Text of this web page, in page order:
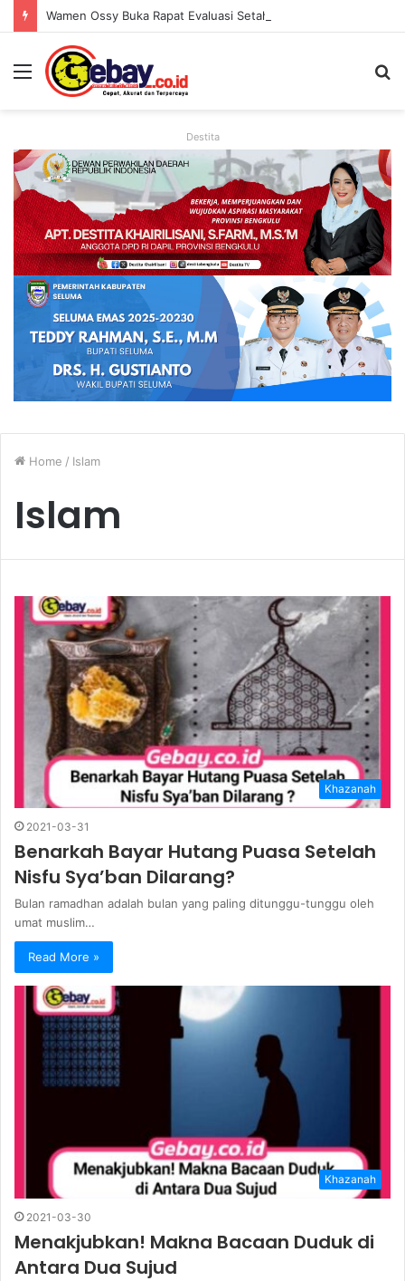
Destita
Home / Islam
Islam
Khazanah
2021-03-31
Benarkah Bayar Hutang Puasa Setelah
Nisfu Sya’ban Dilarang?
Bulan ramadhan adalah bulan yang paling ditunggu-tunggu oleh
umat muslim…
Read More »
Khazanah
2021-03-30
Menakjubkan! Makna Bacaan Duduk di
Antara Dua Sujud